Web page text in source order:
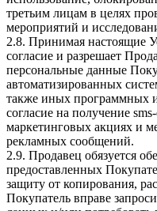
третьим лицам в целях
мероприятий и
2.8. Принимая настоящие
согласие и разрешает
персональные данные
автоматизированных
также иных программных
согласие на получение
маркетинговых акциях и
рекламных сообщений.
2.9. Продавец обязуется
предоставленных
защиту от копирования,
Покупатель вправе